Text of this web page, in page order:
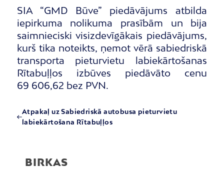
SIA “GMD Būve” piedāvājums atbilda
iepirkuma nolikuma prasībām un bija
saimnieciski visizdevīgākais piedāvājums,
kurš tika noteikts, ņemot vērā sabiedriskā
transporta pieturvietu labiekārtošanas
Rītabuļļos izbūves piedāvāto cenu
69 606,62 bez PVN.
Atpakaļ uz Sabiedriskā autobusa pieturvietu
labiekārtošana Rītabuļļos
BIRKAS